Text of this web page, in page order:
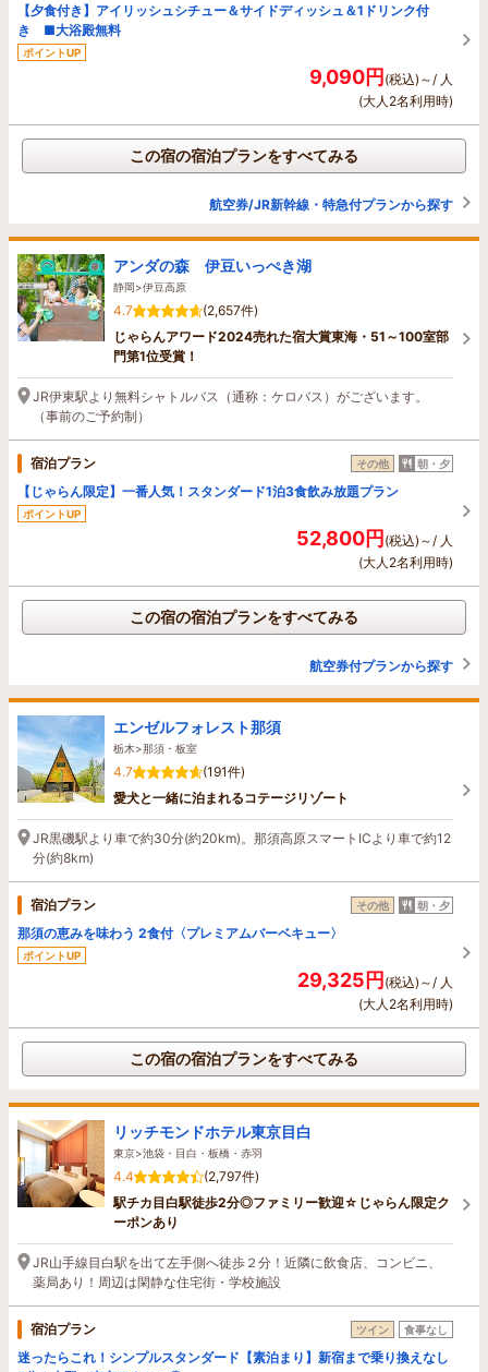
【夕食付き】アイリッシュシチュー＆サイドディッシュ＆1ドリンク付
き ■大浴殿無料
ポイントUP
9,090円(税込)～/ 人
(大人2名利用時)
この宿の宿泊プランをすべてみる
航空券/JR新幹線・特急付プランから探す
アンダの森 伊豆いっぺき湖
静岡>伊豆高原
4.7
(2,657件)
じゃらんアワード2024売れた宿大賞東海・51～100室部
門第1位受賞！
JR伊東駅より無料シャトルバス（通称：ケロバス）がございます。
（事前のご予約制）
宿泊プラン その他 朝・夕
【じゃらん限定】一番人気！スタンダード1泊3食飲み放題プラン
ポイントUP
52,800円(税込)～/ 人
(大人2名利用時)
この宿の宿泊プランをすべてみる
航空券付プランから探す
エンゼルフォレスト那須
栃木>那須・板室
4.7
(191件)
愛犬と一緒に泊まれるコテージリゾート
JR黒磯駅より車で約30分(約20km)。那須高原スマートICより車で約12
分(約8km)
宿泊プラン その他 朝・夕
那須の恵みを味わう 2食付〈プレミアムバーベキュー〉
ポイントUP
29,325円(税込)～/ 人
(大人2名利用時)
この宿の宿泊プランをすべてみる
リッチモンドホテル東京目白
東京>池袋・目白・板橋・赤羽
4.4
(2,797件)
駅チカ目白駅徒歩2分◎ファミリー歓迎☆じゃらん限定ク
ーポンあり
JR山手線目白駅を出て左手側へ徒歩２分！近隣に飲食店、コンビニ、
薬局あり！周辺は閑静な住宅街・学校施設
宿泊プラン ツイン 食事なし
迷ったらこれ！シンプルスタンダード【素泊まり】新宿まで乗り換えなし